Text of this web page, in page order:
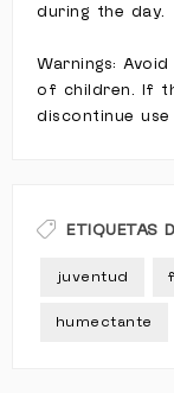
during the day.
Warnings:
of children. If
discontinue
ETIQUETAS
juventud
humectante